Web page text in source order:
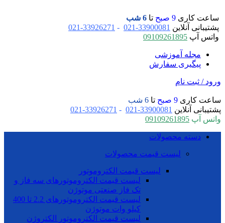
ساعت کاری 9 صبح تا 6 شب
پشتیبانی آنلاین 33900081-021
-
33926271-021
واتس آپ 09109261895
مجله آموزشی
پیگیری سفارش
ورود / ثبت نام
ساعت کاری 9 صبح تا 6 شب
پشتیبانی آنلاین 33900081-021
-
33926271-021
واتس آپ 09109261895
دسته محصولات
لیست قیمت محصولات
لیست قیمت الکتروموتور
لیست قیمت الکتروموتورهای سه فاز و
تک فاز صنعتی موتوژن
لیست قیمت الکتروموتورهای 2.2 تا 400
کیلو وات موتوژن
لیست قیمت الکتروموتور الکتروژن